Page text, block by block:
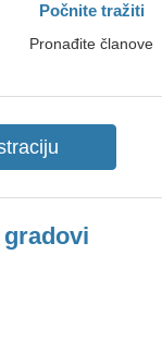
Počnite tražiti
Pronađite članove